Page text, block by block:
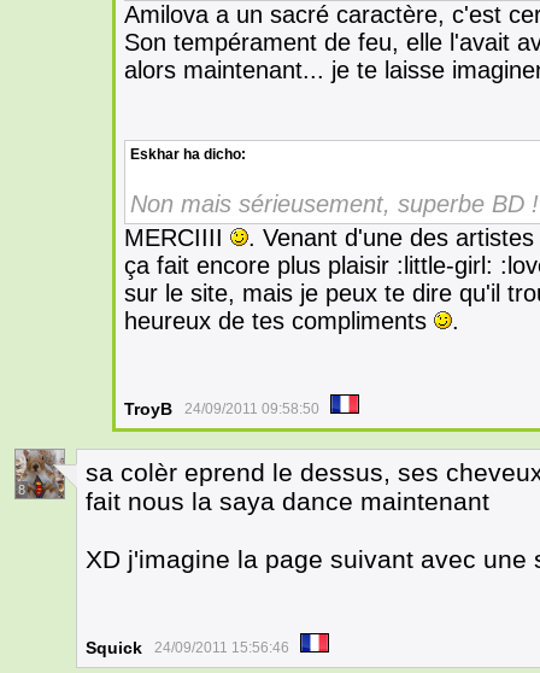
Amilova a un sacré caractère, c'est
Son tempérament de feu, elle l'avait
alors maintenant... je te laisse
Eskhar ha dicho:
Non mais sérieusement, superbe BD
MERCIIII
. Venant d'une des
ça fait encore plus plaisir :little-girl:
sur le site, mais je peux te dire qu'il
heureux de tes compliments
.
TroyB 24/09/2011 09:58:50
8
sa colèr eprend le dessus, ses
fait nous la saya dance maintenant
XD j'imagine la page suivant avec une
Squick 24/09/2011 15:56:46